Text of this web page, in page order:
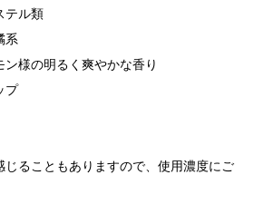
ル類
系
の明るく爽やかな香り
じることもありますので、使用濃度にご